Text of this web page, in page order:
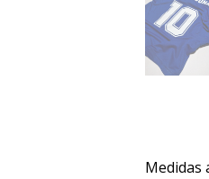
Medidas